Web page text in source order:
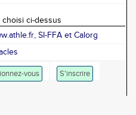
ci-dessus
SI-FFA et Calorg
vous S'inscrire